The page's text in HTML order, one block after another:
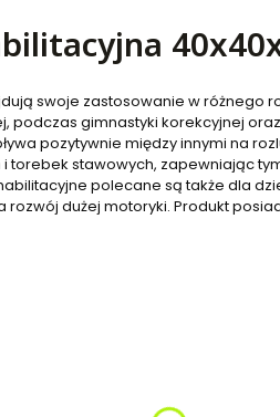
swoje zastosowanie w różnego
podczas gimnastyki korekcyjnej
pozytywnie między innymi na
i torebek stawowych, zapewniając
polecane są także dla
rozwój dużej motoryki. Produkt